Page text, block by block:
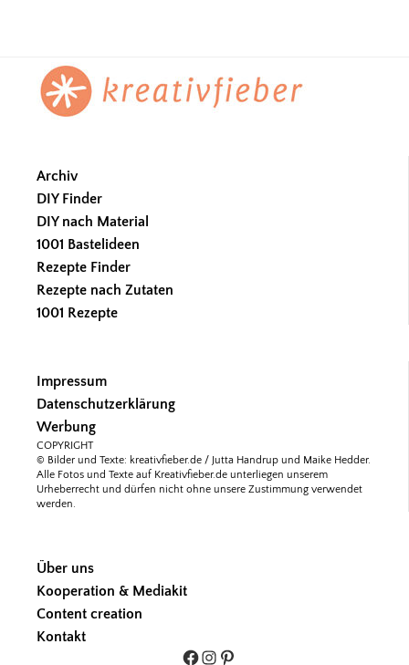
Footer
Archiv
DIY Finder
DIY nach Material
1001 Bastelideen
Rezepte Finder
Rezepte nach Zutaten
1001 Rezepte
Impressum
Datenschutzerklärung
Werbung
COPYRIGHT
© Bilder und Texte: kreativfieber.de / Jutta Handrup und Maike Hedder.
Alle Fotos und Texte auf Kreativfieber.de unterliegen unserem
Urheberrecht und dürfen nicht ohne unsere Zustimmung verwendet
werden.
Über uns
Kooperation & Mediakit
Content creation
Kontakt
Facebook
Instagram
Pinterest